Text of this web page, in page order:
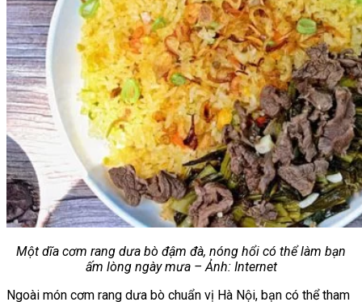
Một dĩa cơm rang dưa bò đậm đà, nóng hổi có thể làm bạn
ấm lòng ngày mưa – Ảnh: Internet
Ngoài món cơm rang dưa bò chuẩn vị Hà Nội, bạn có thể tham